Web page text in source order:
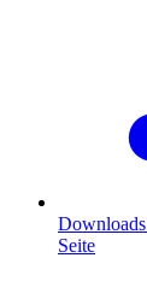
Downloads
Seite